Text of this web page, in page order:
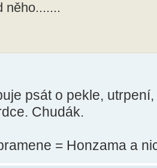
něho.......
psát o pekle,
Chudák.
= Honzama a